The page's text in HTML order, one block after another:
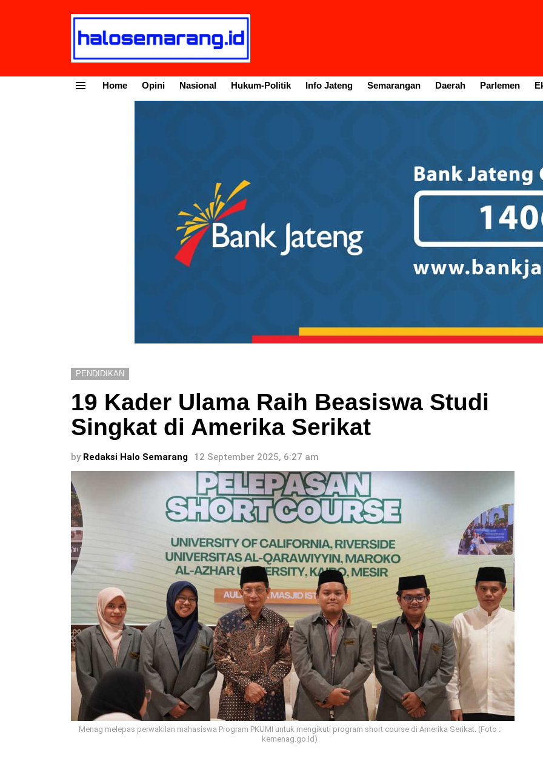
Home Opini Nasional Hukum-Politik Info Jateng Semarangan Daerah Parlemen
PENDIDIKAN
19 Kader Ulama Raih Beasiswa Studi
Singkat di Amerika Serikat
by Redaksi Halo Semarang 12 September 2025, 6:27 am
Menag melepas perwakilan mahasiswa Program PKUMI untuk mengikuti program short course di Amerika Serikat. (Foto :
kemenag.go.id)